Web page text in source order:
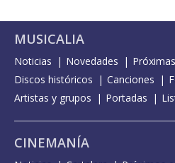
MUSICALIA
Noticias Novedades
Discos históricos
Canciones
Artistas y grupos
Portadas
CINEMANÍA